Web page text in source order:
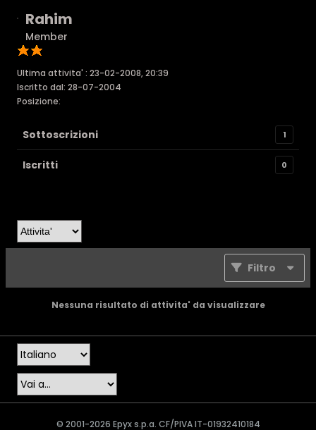
Rahim
Member
Ultima attivita' : 23-02-2008, 20:39
Iscritto dal: 28-07-2004
Posizione:
Sottoscrizioni 1
Iscritti 0
Filtro
Nessuna risultato di attivita' da visualizzare
© 2001-2026 Epyx s.p.a. CF/PIVA IT-01932410184